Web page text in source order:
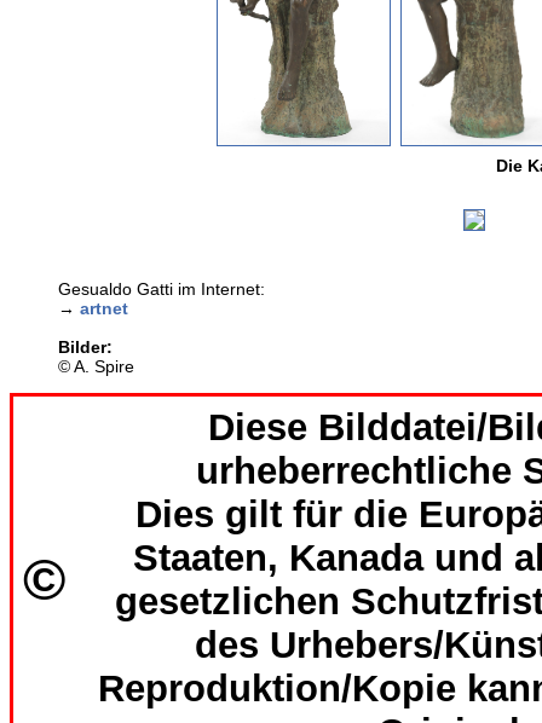
Die
Gesualdo Gatti im Internet:
→ artnet
Bilder:
© A. Spire
©
Diese Bilddatei/
urheberrechtliche
Dies gilt für die
Staaten, Kanada und
gesetzlichen
des Urhebers/
Reproduktion/Kopie